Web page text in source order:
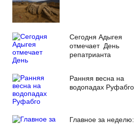
Сегодня Адыгея
отмечает День
репатрианта
Ранняя весна на
водопадах Руфабго
Главное за неделю: